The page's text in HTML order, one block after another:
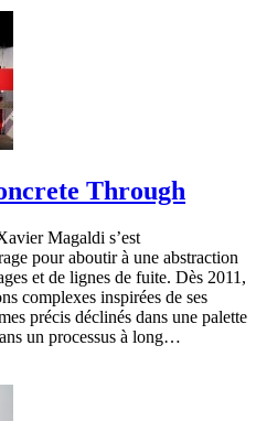
Through
Magaldi s’est
pour aboutir à une abstraction
et de lignes de fuite. Dès 2011,
complexes inspirées de ses
précis déclinés dans une palette
un processus à long…